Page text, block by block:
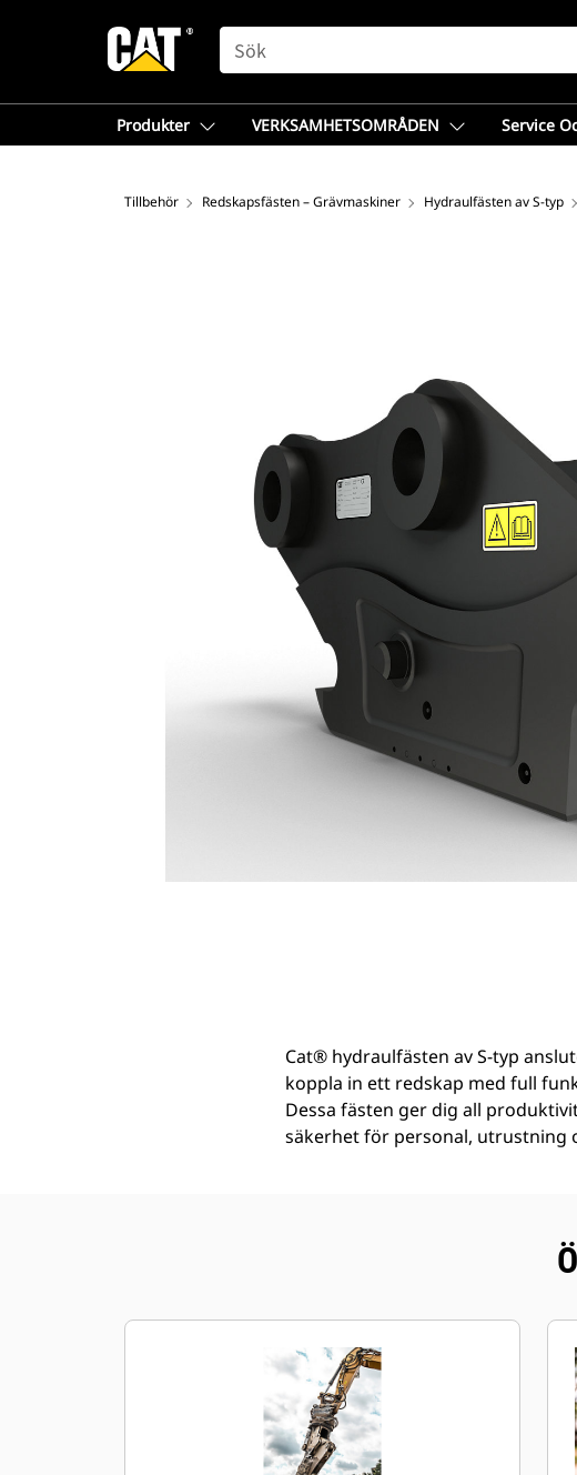
SEARCH
Produkter VERKSAMHETSOMRÅDEN Service
Tillbehör Redskapsfästen – Grävmaskiner Hydraulfästen av S-typ
Cat® hydraulfästen av S-typ
koppla in ett redskap med full
Dessa fästen ger dig all
säkerhet för personal, utrustning